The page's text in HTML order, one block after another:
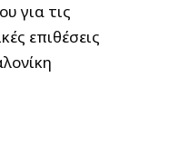
για τις
επιθέσεις